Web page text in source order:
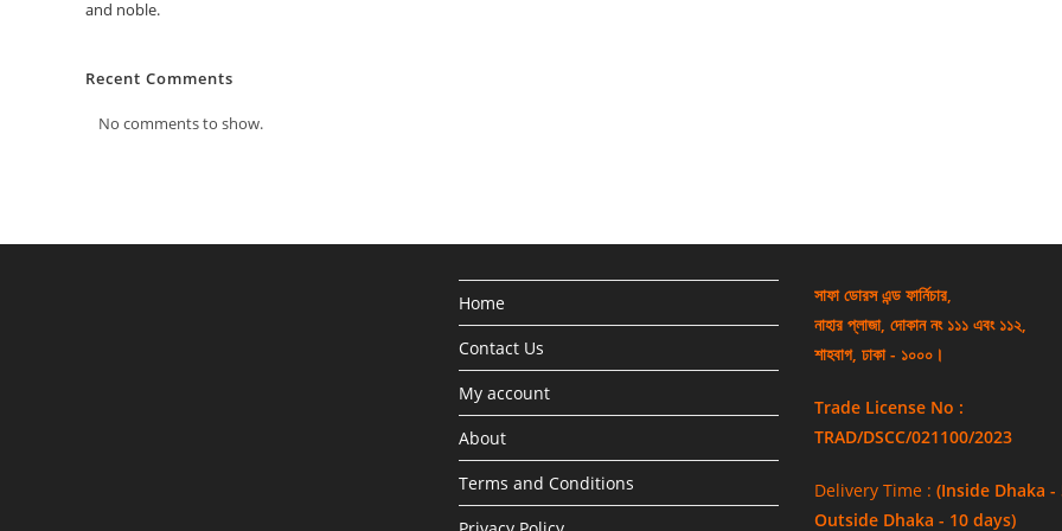
and noble.
Recent Comments
No comments to show.
Home
Contact Us
My account
About
Terms and Conditions
সাফা ডোরস এন্ড ফার্নিচার,
নাহার প্লাজা, দোকান নং ১১১ এবং ১১২,
শাহবাগ, ঢাকা - ১০০০।
Trade License No :
TRAD/DSCC/021100/2023
Delivery Time : (Inside Dhaka -
Outside Dhaka - 10 days)